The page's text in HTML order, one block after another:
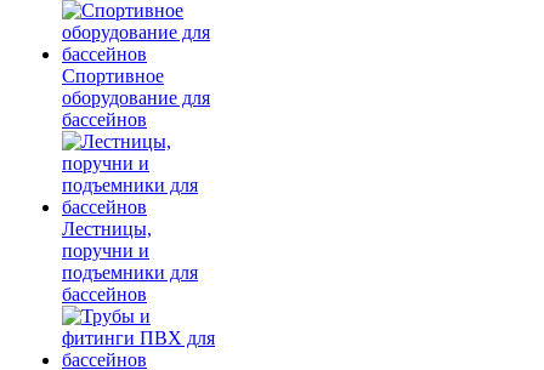
Спортивное
оборудование для
бассейнов
Лестницы,
поручни и
подъемники для
бассейнов